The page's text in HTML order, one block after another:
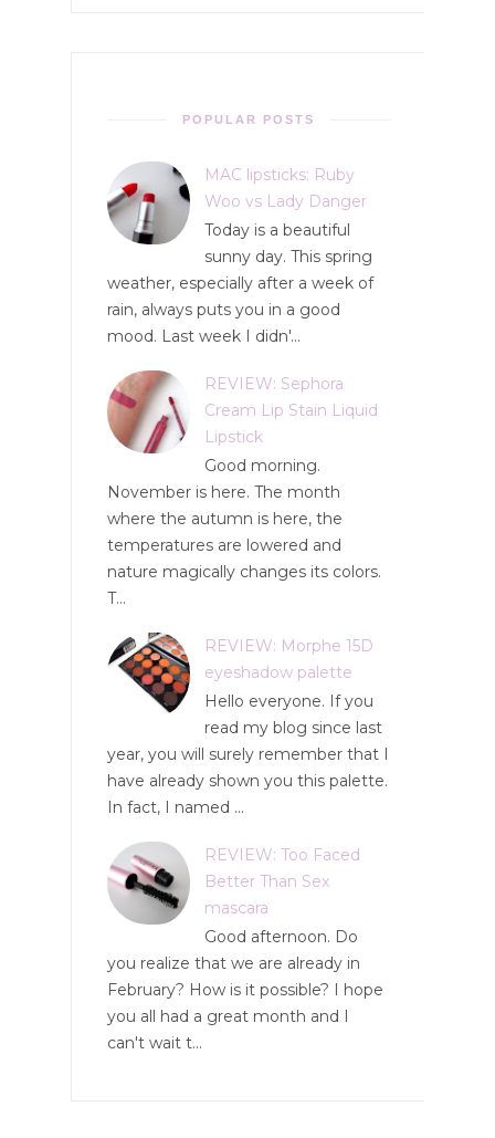
POPULAR POSTS
MAC lipsticks: Ruby
Woo vs Lady Danger
Today is a beautiful
sunny day. This spring
weather, especially after a week of
rain, always puts you in a good
mood. Last week I didn'...
REVIEW: Sephora
Cream Lip Stain Liquid
Lipstick
Good morning.
November is here. The month
where the autumn is here, the
temperatures are lowered and
nature magically changes its colors.
T...
REVIEW: Morphe 15D
eyeshadow palette
Hello everyone. If you
read my blog since last
year, you will surely remember that I
have already shown you this palette.
In fact, I named ...
REVIEW: Too Faced
Better Than Sex
mascara
Good afternoon. Do
you realize that we are already in
February? How is it possible? I hope
you all had a great month and I
can't wait t...